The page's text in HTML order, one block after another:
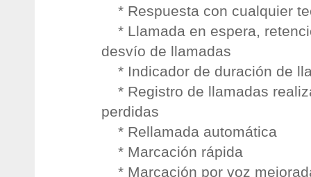
* Respuesta con cualquier
* Llamada en espera,
desvío de llamadas
* Indicador de duración de
* Registro de llamadas
perdidas
* Rellamada automática
* Marcación rápida
* Marcación por voz